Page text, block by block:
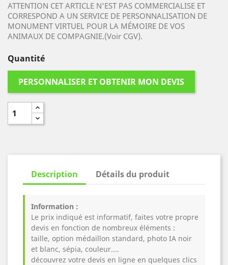
ATTENTION CET ARTICLE N'EST PAS COMMERCIALISE ET
CORRESPOND A UN SERVICE DE PERSONNALISATION DE
MONUMENT VIRTUEL POUR LA MÉMOIRE DE VOS
ANIMAUX DE COMPAGNIE.(Voir CGV).
Quantité
PERSONNALISER ET OBTENIR MON DEVIS
Description Détails du produit
Information :
Le prix indiqué est informatif, faites votre propre
devis en fonction de nombreux éléments :
taille, option médaillon standard, photo IA noir
et blanc, sépia, couleur....
découvrez votre devis en ligne en quelques clics